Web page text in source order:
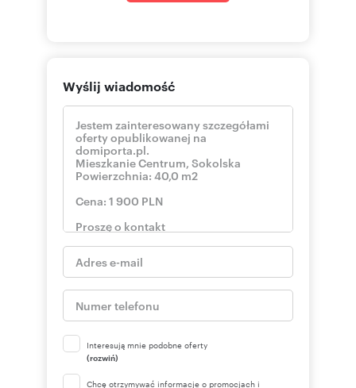
Wyślij wiadomość
Interesują mnie podobne oferty
(rozwiń)
Chcę otrzymywać informacje o promocjach i